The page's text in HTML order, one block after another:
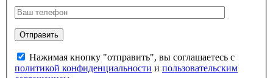
Нажимая кнопку "отправить", вы соглашаетесь с
политикой конфиденциальности и пользовательским